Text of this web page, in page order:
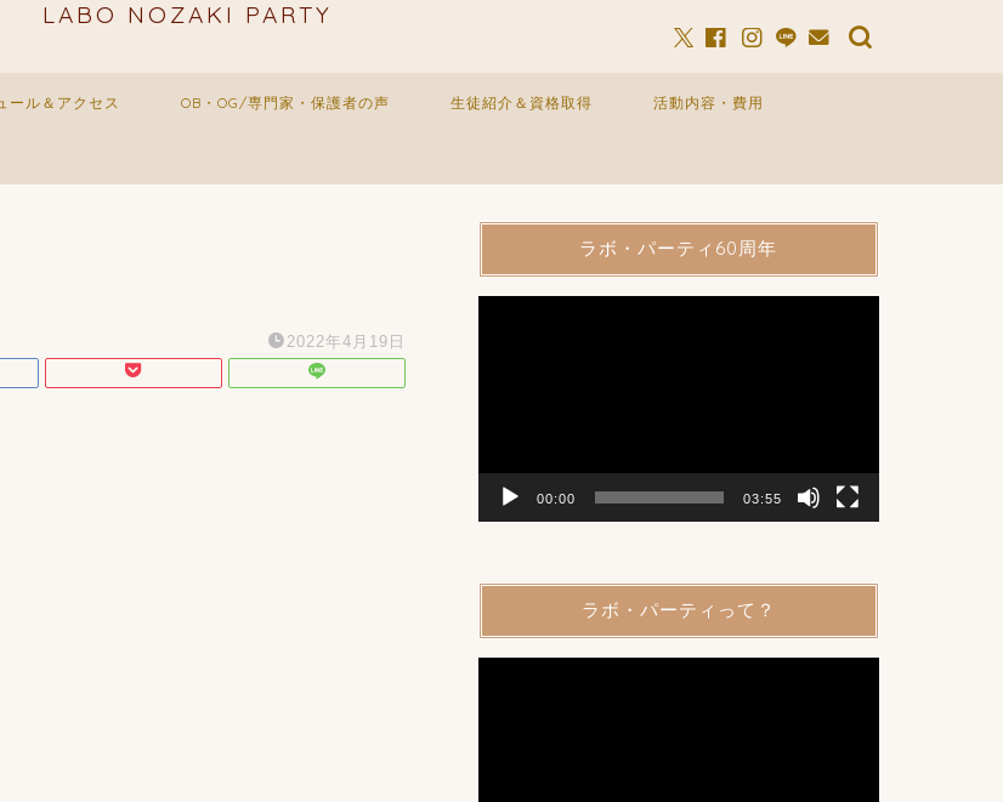
LABO NOZAKI PARTY
ール＆アクセス OB・OG/専門家・保護者の声 生徒紹介＆資格取得 活動内容・費用
2022年4月19日
ラボ・パーティ60周年
00:00 03:55
ラボ・パーティって？